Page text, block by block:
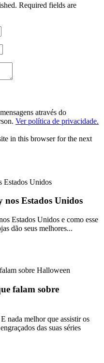
Required fields are
através do
Ver política de privacidade.
in this browser for the next
nos Estados Unidos
Estados Unidos e como esse
dão seus melhores...
falam sobre
nada melhor que assistir os
das suas séries